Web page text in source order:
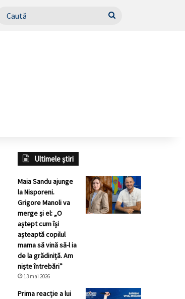
Caută
Ultimele știri
Maia Sandu ajunge
la Nisporeni.
Grigore Manoli va
merge și el: „O
aștept cum își
așteaptă copilul
mama să vină să-l ia
de la grădiniță. Am
niște întrebări”
13 mai 2026
Prima reacție a lui